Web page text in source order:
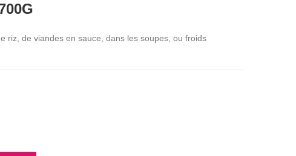
riz, de viandes en sauce, dans les soupes, ou froids